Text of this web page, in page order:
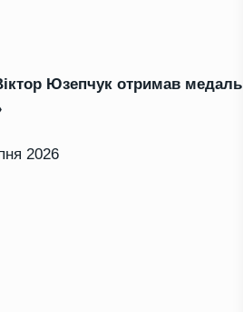
Юзепчук отримав медаль
2026